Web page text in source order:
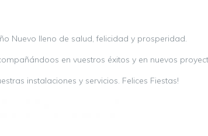
Nuevo lleno de salud, felicidad y prosperidad.
en vuestros éxitos y en nuevos
instalaciones y servicios. Felices Fiestas!